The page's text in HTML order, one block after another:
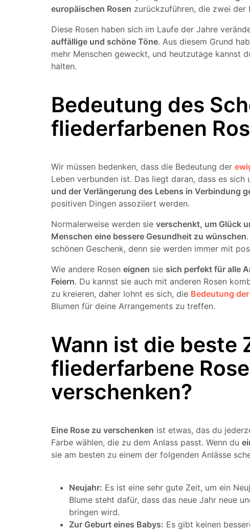
europäischen Rosen zurückzuführen, die zwei der
Diese Rosen haben sich im Laufe der Jahre
auffällige und schöne Töne. Aus diesem Grund
mehr Menschen geweckt, und heutzutage kannst
halten.
Bedeutung des
fliederfarbenen
Wir müssen bedenken, dass die Bedeutung der
Leben verbunden ist. Das liegt daran, dass es sich
und der Verlängerung des Lebens in Verbindung
positiven Dingen assoziiert werden.
Normalerweise werden sie verschenkt, um Glück
Menschen eine bessere Gesundheit zu wünschen
schönen Geschenk, denn sie werden immer mit
Wie andere Rosen eignen sie sich perfekt für alle
Feiern. Du kannst sie auch mit anderen Rosen
zu kreieren, daher lohnt es sich, die Bedeutung
Blumen für deine Arrangements zu treffen.
Wann ist die beste
fliederfarbene
verschenken?
Eine Rose zu verschenken ist etwas, das du
Farbe wählen, die zu dem Anlass passt. Wenn du
sie am besten zu einem der folgenden Anlässe
Neujahr: Es ist eine sehr gute Zeit, um ein
Blume steht dafür, dass das neue Jahr neue
bringen wird.
Zur Geburt eines Babys: Es gibt keinen